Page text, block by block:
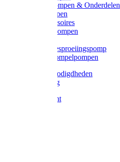
Zwengelpompen & Onderdelen
Ebara pompen
Pompaccessoires
Excellent pompen
Gardena besproeiingspomp
Gardena dompelpompen
Tyleen benodigdheden
Tyleenslang
Lange bocht